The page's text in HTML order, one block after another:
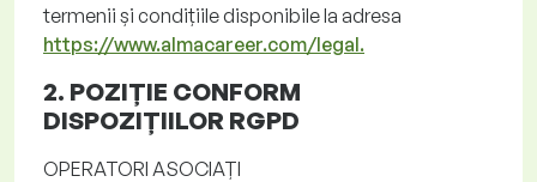
termenii și condițiile disponibile la adresa
https://www.almacareer.com/legal.
2. POZIȚIE CONFORM
DISPOZIȚIILOR RGPD
OPERATORI ASOCIAȚI